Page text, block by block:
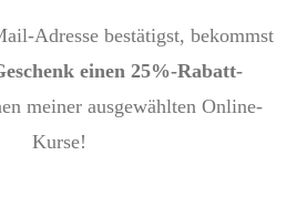
Adresse bestätigst, bekommst
einen 25%-Rabatt-
meiner ausgewählten Online-
Kurse!